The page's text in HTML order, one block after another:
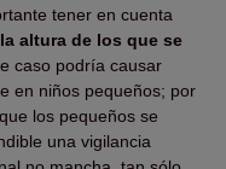
tener en cuenta
altura de los que se
caso podría causar
en niños pequeños; por
los pequeños se
una vigilancia